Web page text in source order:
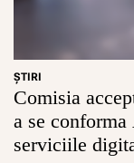
ŞTIRI
Comisia
a se
serviciile